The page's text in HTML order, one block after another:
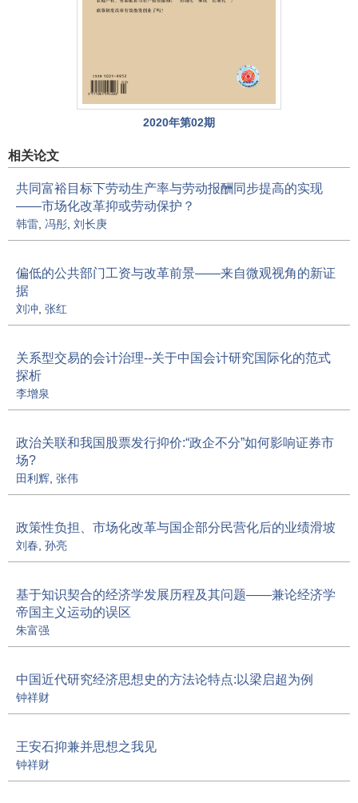
2020年第02期
相关论文
共同富裕目标下劳动生产率与劳动报酬同步提高的实现
——市场化改革抑或劳动保护？
韩雷 冯彤 刘长庚
偏低的公共部门工资与改革前景——来自微观视角的新证
据
刘冲 张红
关系型交易的会计治理--关于中国会计研究国际化的范式
探析
李增泉
政治关联和我国股票发行抑价:“政企不分”如何影响证券市
场?
田利辉 张伟
政策性负担、市场化改革与国企部分民营化后的业绩滑坡
刘春 孙亮
基于知识契合的经济学发展历程及其问题——兼论经济学
帝国主义运动的误区
朱富强
中国近代研究经济思想史的方法论特点:以梁启超为例
钟祥财
王安石抑兼并思想之我见
钟祥财